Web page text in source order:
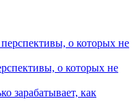
о которых не